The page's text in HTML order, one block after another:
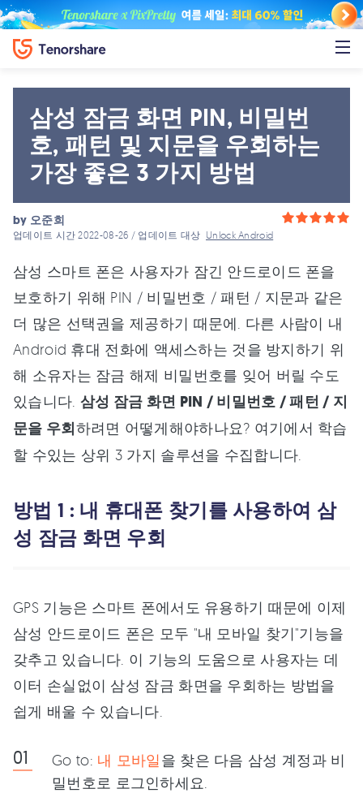
삼성 잠금 화면 PIN, 비밀번
호, 패턴 및 지문을 우회하는
가장 좋은 3 가지 방법
by 오준희
업데이트 시간 2022-08-26 / 업데이트 대상 Unlock Android
삼성 스마트 폰은 사용자가 잠긴 안드로이드 폰을
보호하기 위해 PIN / 비밀번호 / 패턴 / 지문과 같은
더 많은 선택권을 제공하기 때문에. 다른 사람이 내
Android 휴대 전화에 액세스하는 것을 방지하기 위
해 소유자는 잠금 해제 비밀번호를 잊어 버릴 수도
있습니다. 삼성 잠금 화면 PIN / 비밀번호 / 패턴 / 지
문을 우회하려면 어떻게해야하나요? 여기에서 학습
할 수있는 상위 3 가지 솔루션을 수집합니다.
방법 1 : 내 휴대폰 찾기를 사용하여 삼
성 잠금 화면 우회
GPS 기능은 스마트 폰에서도 유용하기 때문에 이제
삼성 안드로이드 폰은 모두 "내 모바일 찾기"기능을
갖추고 있습니다. 이 기능의 도움으로 사용자는 데
이터 손실없이 삼성 잠금 화면을 우회하는 방법을
쉽게 배울 수 있습니다.
Go to: 내 모바일을 찾은 다음 삼성 계정과 비
밀번호로 로그인하세요.